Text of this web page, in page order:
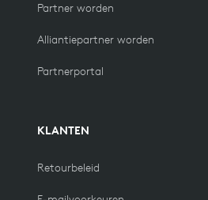
Partner worden
Alliantiepartner worden
Partnerportal
KLANTEN
Retourbeleid